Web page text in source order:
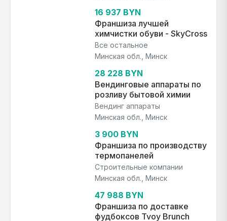
16 937 BYN
Франшиза лучшей
химчистки обуви - SkyCross
Все остальное
Минская обл., Минск
28 228 BYN
Вендинговые аппараты по
розливу бытовой химии
Вендинг аппараты
Минская обл., Минск
3 900 BYN
Франшиза по производству
термопанелей
Строительные компании
Минская обл., Минск
47 988 BYN
Франшиза по доставке
фудбоксов Tvoy Brunch